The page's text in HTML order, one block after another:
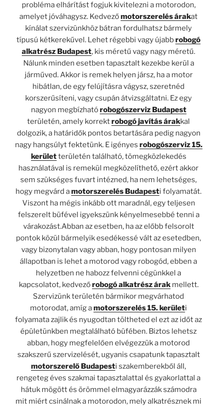
probléma elhárítást fogjuk kivitelezni a motorodon,
amelyet jóváhagysz. Kedvezőmotorszerelés árakat
kínálat szervizünkhöz bátran fordulhatsz bármely
típusú kétkerekűvel. Lehet régebbi vagy újabbrobogó
alkatrész Budapest, kis méretű vagy nagy méretű.
Nálunk minden esetben tapasztalt kezekbe kerül a
járműved. Akkor is remek helyen jársz, ha a motor
hibátlan, de egy felújításra vágysz, szeretnéd
korszerűsíteni, vagy csupán átvizsgáltatni. Ez egy
nagyon megbízhatórobogószerviz Budapest
területén, amely korrektrobogó javítás árakkal
dolgozik, a határidők pontos betartására pedig nagyon
nagy hangsúlyt fektetünk. E igényes robogószerviz 15.
kerületterületén található, tömegközlekedés
használatával is remekül megközelíthető, ezért akkor
sem szükséges fuvart intézned, ha nem lehetséges,
hogy megvárd amotorszerelés Budapesti folyamatát.
Viszont ha mégis inkább ott maradnál, egy teljesen
felszerelt büfével igyekszünk kényelmesebbé tenni a
várakozást.Abban az esetben, ha az előbb felsorolt
pontok közül bármelyik esedékessé vált az esetedben,
vagy bizonytalan vagy abban, hogy pontosan milyen
állapotban is lehet a motorod vagy robogód, ebben a
helyzetben ne habozz felvenni cégünkkel a
kapcsolatot, kedvezőrobogó alkatrész árakmellett.
Szervizünk területén bármikor megvárhatod
motorodat, amíg amotorszerelés 15. kerületi
folyamata zajlik és nyugodtan töltheted el ezt az időt az
épületünkben megtalálható büfében. Biztos lehetsz
abban, hogy megfelelően elvégezzük a motorod
szakszerű szervizelését, ugyanis csapatunk tapasztalt
motorszerelő Budapesti szakemberekből áll,
rengeteg éves szakmai tapasztalattal és gyakorlattal a
hátuk mögött és örömmel elmagyarázzák számodra
mit miért csinálnak a motorodon, mely alkatrésznek mi